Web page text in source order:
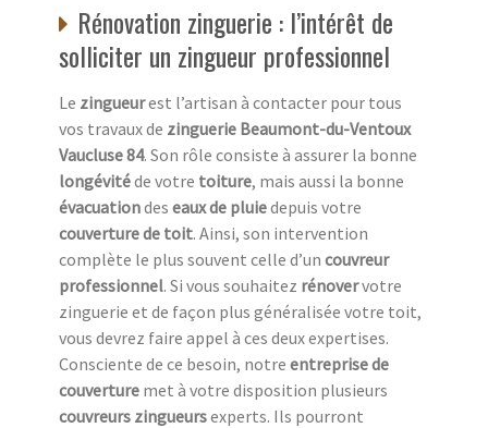
Rénovation zinguerie : l’intérêt de
solliciter un zingueur professionnel
Le zingueurest l’artisan à contacter pour tous
vos travaux de zinguerie Beaumont-du-Ventoux
Vaucluse 84. Son rôle consiste à assurer la bonne
longévitéde votre toiture, mais aussi la bonne
évacuationdes eaux de pluiedepuis votre
couverture de toit. Ainsi, son intervention
complète le plus souvent celle d’un couvreur
professionnel. Si vous souhaitez rénovervotre
zinguerie et de façon plus généralisée votre toit,
vous devrez faire appel à ces deux expertises.
Consciente de ce besoin, notre entreprise de
couverture met à votre disposition plusieurs
couvreurs zingueursexperts. Ils pourront